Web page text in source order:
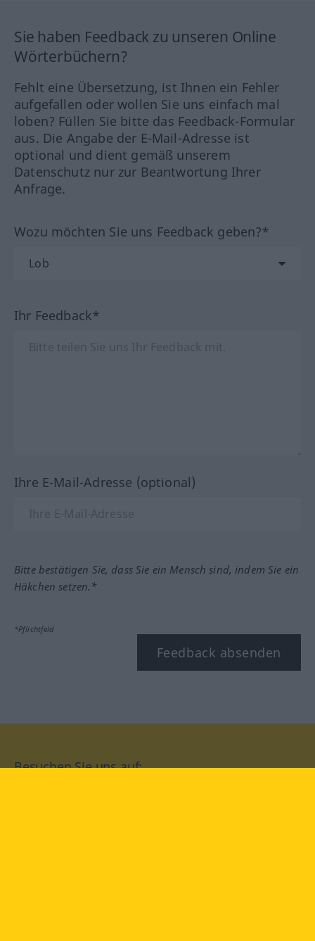
Sie haben Feedback zu unseren Online
Wörterbüchern?
Fehlt eine Übersetzung, ist Ihnen ein Fehler
aufgefallen oder wollen Sie uns einfach mal
loben? Füllen Sie bitte das Feedback-Formular
aus. Die Angabe der E-Mail-Adresse ist
optional und dient gemäß unserem
Datenschutz nur zur Beantwortung Ihrer
Anfrage.
Wozu möchten Sie uns Feedback geben?*
Ihr Feedback*
Ihre E-Mail-Adresse (optional)
Bitte bestätigen Sie, dass Sie ein Mensch sind, indem Sie ein
Häkchen setzen.*
*Pflichtfeld
Feedback absenden
Besuchen Sie uns auf: